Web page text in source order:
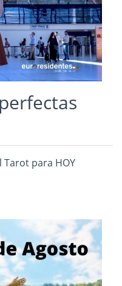
Tarot para HOY